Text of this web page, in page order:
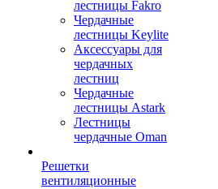
лестницы Fakro
Чердачные
лестницы Keylite
Аксессуары для
чердачных
лестниц
Чердачные
лестницы Astark
Лестницы
чердачные Oman
Решетки
вентиляционные